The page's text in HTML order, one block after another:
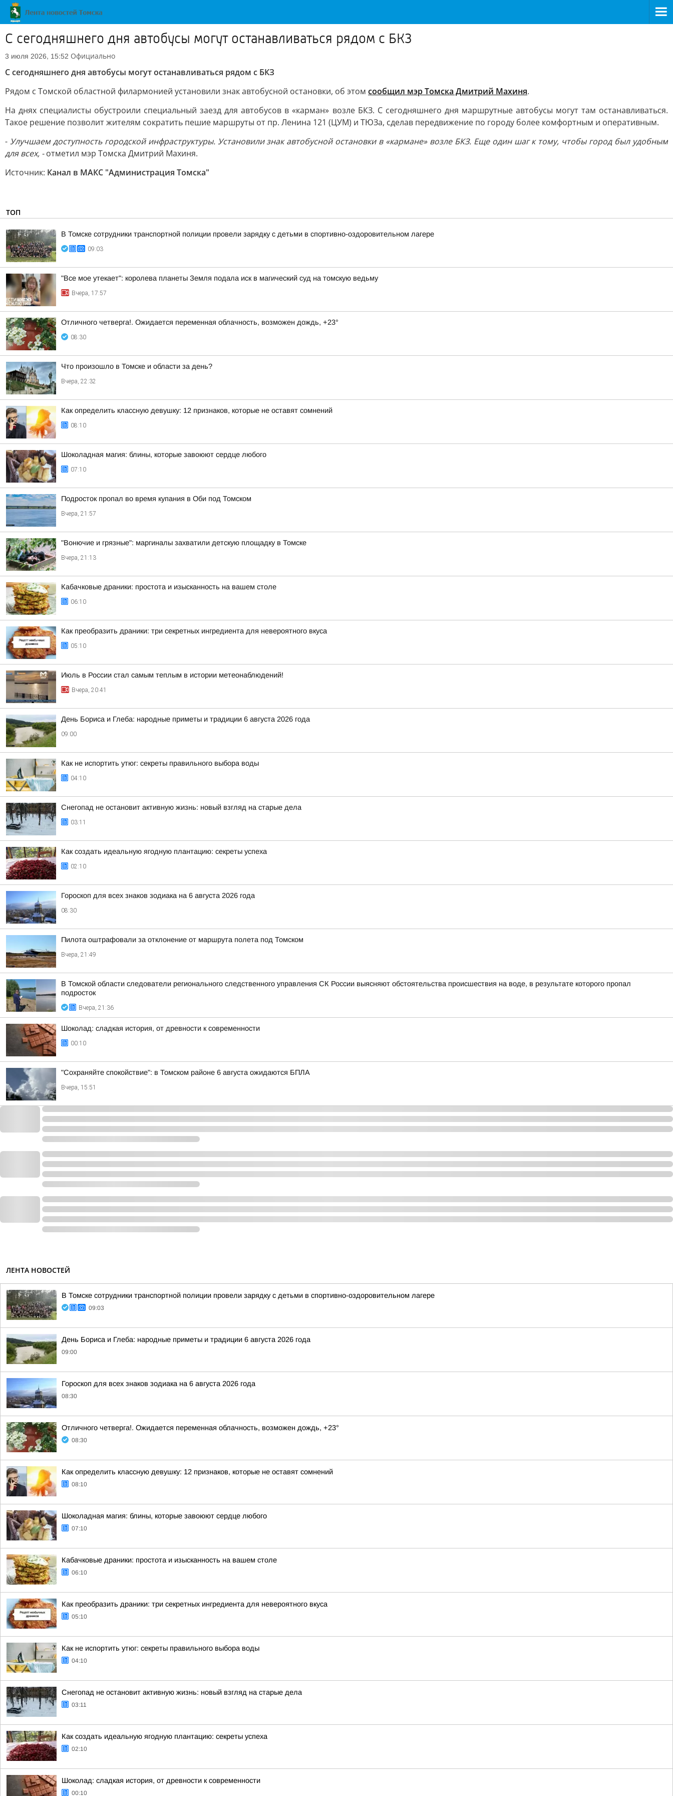
С сегодняшнего дня автобусы могут останавливаться рядом с БКЗ
3 июля 2026, 15:52 Официально
С сегодняшнего дня автобусы могут останавливаться рядом с БКЗ
Рядом с Томской областной филармонией установили знак автобусной остановки, об этом сообщил мэр Томска Дмитрий Махиня.
На днях специалисты обустроили специальный заезд для автобусов в «карман» возле БКЗ. С сегодняшнего дня маршрутные автобусы могут там останавливаться.
Такое решение позволит жителям сократить пешие маршруты от пр. Ленина 121 (ЦУМ) и ТЮЗа, сделав передвижение по городу более комфортным и оперативным.
- Улучшаем доступность городской инфраструктуры. Установили знак автобусной остановки в «кармане» возле БКЗ. Еще один шаг к тому, чтобы город был удобным
для всех, -отметил мэр Томска Дмитрий Махиня.
Источник: Канал в МАКС "Администрация Томска"
ТОП
В Томске сотрудники транспортной полиции провели зарядку с детьми в спортивно-оздоровительном лагере
09:03
"Все мое утекает": королева планеты Земля подала иск в магический суд на томскую ведьму
Вчера, 17:57
Отличного четверга!. Ожидается переменная облачность, возможен дождь, +23°
08:30
Что произошло в Томске и области за день?
Вчера, 22:32
Как определить классную девушку: 12 признаков, которые не оставят сомнений
08:10
Шоколадная магия: блины, которые завоюют сердце любого
07:10
Подросток пропал во время купания в Оби под Томском
Вчера, 21:57
"Вонючие и грязные": маргиналы захватили детскую площадку в Томске
Вчера, 21:13
Кабачковые драники: простота и изысканность на вашем столе
06:10
Как преобразить драники: три секретных ингредиента для невероятного вкуса
05:10
Июль в России стал самым теплым в истории метеонаблюдений!
Вчера, 20:41
День Бориса и Глеба: народные приметы и традиции 6 августа 2026 года
09:00
Как не испортить утюг: секреты правильного выбора воды
04:10
Снегопад не остановит активную жизнь: новый взгляд на старые дела
03:11
Как создать идеальную ягодную плантацию: секреты успеха
02:10
Гороскоп для всех знаков зодиака на 6 августа 2026 года
08:30
Пилота оштрафовали за отклонение от маршрута полета под Томском
Вчера, 21:49
В Томской области следователи регионального следственного управления СК России выясняют обстоятельства происшествия на воде, в результате которого пропал
подросток
Вчера, 21:36
Шоколад: сладкая история, от древности к современности
00:10
"Сохраняйте спокойствие": в Томском районе 6 августа ожидаются БПЛА
Вчера, 15:51
ЛЕНТА НОВОСТЕЙ
В Томске сотрудники транспортной полиции провели зарядку с детьми в спортивно-оздоровительном лагере
09:03
День Бориса и Глеба: народные приметы и традиции 6 августа 2026 года
09:00
Гороскоп для всех знаков зодиака на 6 августа 2026 года
08:30
Отличного четверга!. Ожидается переменная облачность, возможен дождь, +23°
08:30
Как определить классную девушку: 12 признаков, которые не оставят сомнений
08:10
Шоколадная магия: блины, которые завоюют сердце любого
07:10
Кабачковые драники: простота и изысканность на вашем столе
06:10
Как преобразить драники: три секретных ингредиента для невероятного вкуса
05:10
Как не испортить утюг: секреты правильного выбора воды
04:10
Снегопад не остановит активную жизнь: новый взгляд на старые дела
03:11
Как создать идеальную ягодную плантацию: секреты успеха
02:10
Шоколад: сладкая история, от древности к современности
00:10